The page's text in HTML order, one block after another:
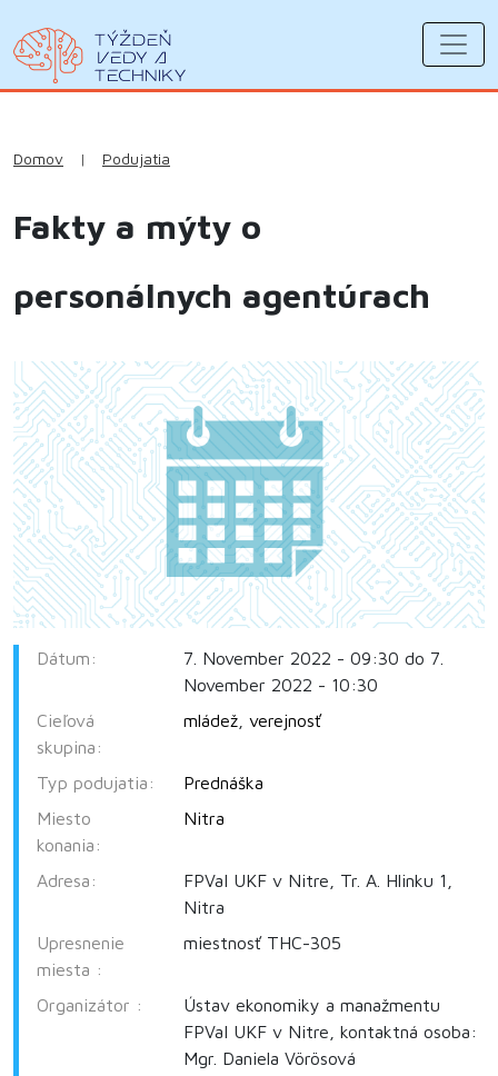
Domov | Podujatia
Fakty a mýty o
personálnych agentúrach
Dátum:
7. November 2022 - 09:30 do 7.
November 2022 - 10:30
Cieľová
skupina:
mládež, verejnosť
Typ podujatia:
Prednáška
Miesto
konania:
Nitra
Adresa:
FPVaI UKF v Nitre, Tr. A. Hlinku 1,
Nitra
Upresnenie
miesta :
miestnosť THC-305
Organizátor :
Ústav ekonomiky a manažmentu
FPVaI UKF v Nitre, kontaktná osoba:
Mgr. Daniela Vörösová